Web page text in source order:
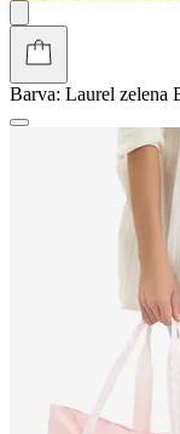
Barva: Laurel zelena